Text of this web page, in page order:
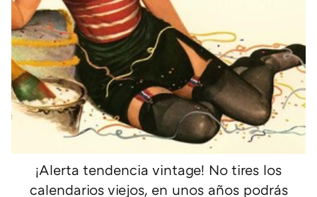
¡Alerta tendencia vintage! No tires los
calendarios viejos, en unos años podrás